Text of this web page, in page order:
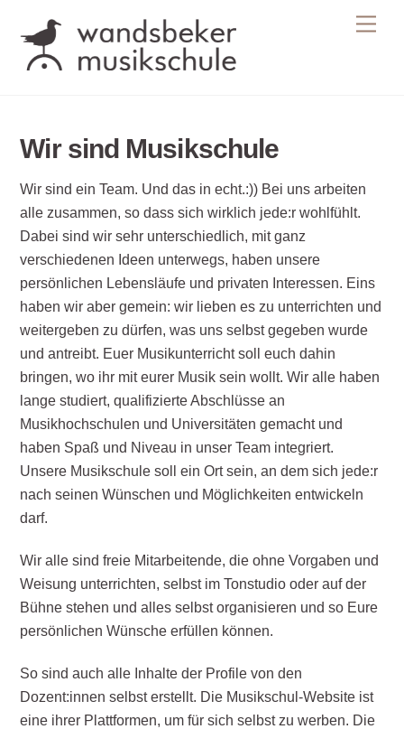
content
Wir sind Musikschule
Wir sind ein Team. Und das in echt.:)) Bei uns arbeiten
alle zusammen, so dass sich wirklich jede:r wohlfühlt.
Dabei sind wir sehr unterschiedlich, mit ganz
verschiedenen Ideen unterwegs, haben unsere
persönlichen Lebensläufe und privaten Interessen. Eins
haben wir aber gemein: wir lieben es zu unterrichten und
weitergeben zu dürfen, was uns selbst gegeben wurde
und antreibt. Euer Musikunterricht soll euch dahin
bringen, wo ihr mit eurer Musik sein wollt. Wir alle haben
lange studiert, qualifizierte Abschlüsse an
Musikhochschulen und Universitäten gemacht und
haben Spaß und Niveau in unser Team integriert.
Unsere Musikschule soll ein Ort sein, an dem sich jede:r
nach seinen Wünschen und Möglichkeiten entwickeln
darf.
Wir alle sind freie Mitarbeitende, die ohne Vorgaben und
Weisung unterrichten, selbst im Tonstudio oder auf der
Bühne stehen und alles selbst organisieren und so Eure
persönlichen Wünsche erfüllen können.
So sind auch alle Inhalte der Profile von den
Dozent:innen selbst erstellt. Die Musikschul-Website ist
eine ihrer Plattformen, um für sich selbst zu werben. Die